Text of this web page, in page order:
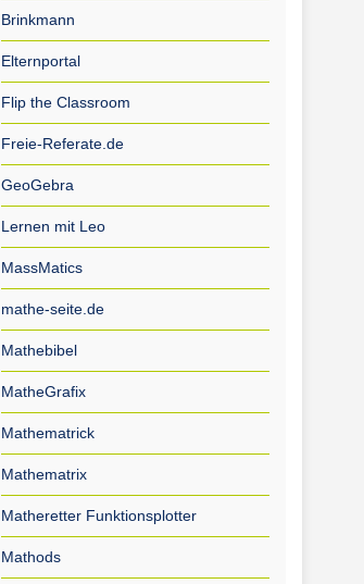
Brinkmann
Elternportal
Flip the Classroom
Freie-Referate.de
GeoGebra
Lernen mit Leo
MassMatics
mathe-seite.de
Mathebibel
MatheGrafix
Mathematrick
Mathematrix
Matheretter Funktionsplotter
Mathods